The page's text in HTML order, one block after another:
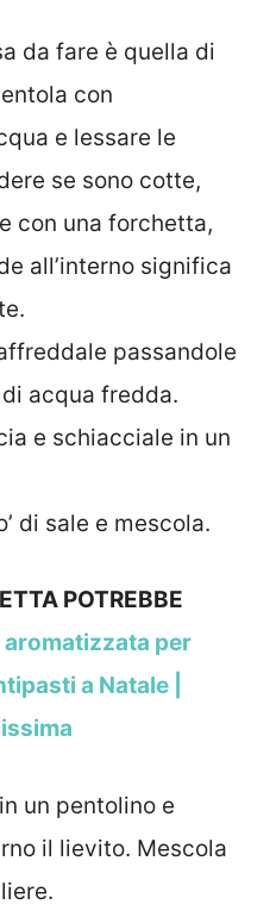
da fare è quella di
con
e lessare le
se sono cotte,
con una forchetta,
all’interno significa
passandole
acqua fredda.
e schiacciale in un
di sale e mescola.
POTREBBE
aromatizzata per
a Natale |
un pentolino e
il lievito. Mescola